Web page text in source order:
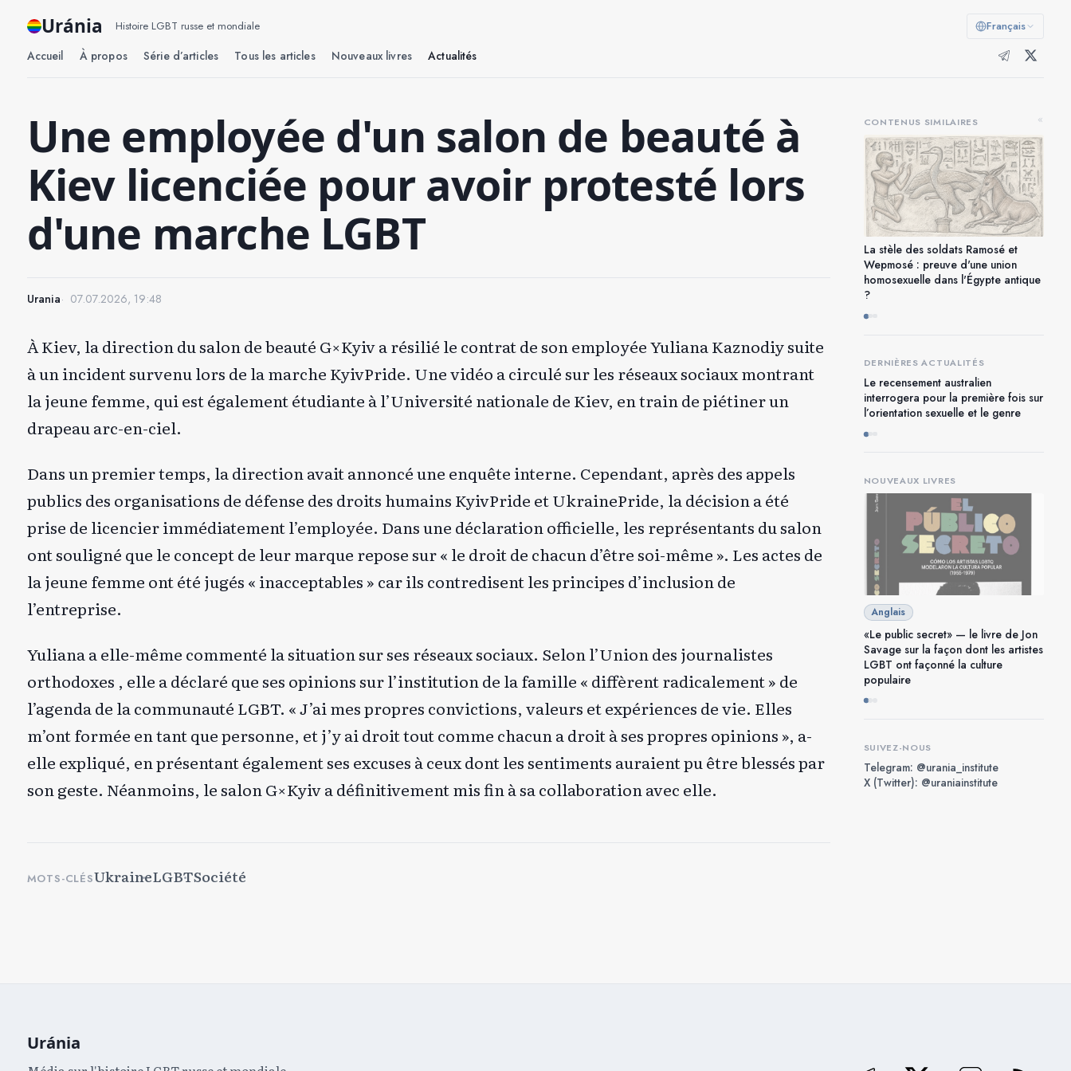
Uránia Histoire LGBT russe et mondiale Français
Accueil À propos Série d’articles Tous les articles Nouveaux livres Actualités
Une employée d'un salon de beauté à
Kiev licenciée pour avoir protesté lors
d'une marche LGBT
Urania 07.07.2026, 19:48
À Kiev, la direction du salon de beauté G×Kyiv a résilié le contrat de son employée Yuliana Kaznodiy suite
à un incident survenu lors de la marche KyivPride. Une vidéo a circulé sur les réseaux sociaux montrant
la jeune femme, qui est également étudiante à l’Université nationale de Kiev, en train de piétiner un
drapeau arc-en-ciel.
Dans un premier temps, la direction avait annoncé une enquête interne. Cependant, après des appels
publics des organisations de défense des droits humains KyivPride et UkrainePride, la décision a été
prise de licencier immédiatement l’employée. Dans une déclaration officielle, les représentants du salon
ont souligné que le concept de leur marque repose sur « le droit de chacun d’être soi-même ». Les actes de
la jeune femme ont été jugés « inacceptables » car ils contredisent les principes d’inclusion de
l’entreprise.
Yuliana a elle-même commenté la situation sur ses réseaux sociaux. Selon l’Union des journalistes
orthodoxes , elle a déclaré que ses opinions sur l’institution de la famille « diffèrent radicalement » de
l’agenda de la communauté LGBT. « J’ai mes propres convictions, valeurs et expériences de vie. Elles
m’ont formée en tant que personne, et j’y ai droit tout comme chacun a droit à ses propres opinions », a-
elle expliqué, en présentant également ses excuses à ceux dont les sentiments auraient pu être blessés par
son geste. Néanmoins, le salon G×Kyiv a définitivement mis fin à sa collaboration avec elle.
MOTS-CLÉSUkraineLGBTSociété
«
CONTENUS SIMILAIRES
La stèle des soldats Ramosé et
Wepmosé : preuve d'une union
homosexuelle dans l'Égypte antique
?
DERNIÈRES ACTUALITÉS
Le recensement australien
interrogera pour la première fois sur
l’orientation sexuelle et le genre
NOUVEAUX LIVRES
Anglais
«Le public secret» — le livre de Jon
Savage sur la façon dont les artistes
LGBT ont façonné la culture
populaire
SUIVEZ-NOUS
Telegram: @urania_institute
X (Twitter): @uraniainstitute
Uránia